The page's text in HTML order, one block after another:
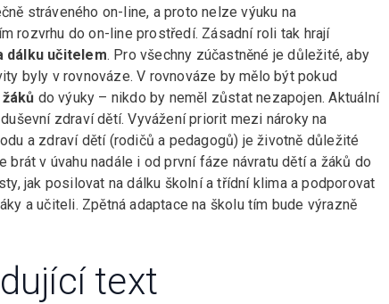
stráveného on-line, a proto nelze výuku na
rozvrhu do on-line prostředí. Zásadní roli tak hrají
dálku učitelem. Pro všechny zúčastněné je důležité, aby
byly v rovnováze. V rovnováze by mělo být pokud
do výuky – nikdo by neměl zůstat nezapojen. Aktuální
zdraví dětí. Vyvážení priorit mezi nároky na
a zdraví dětí (rodičů a pedagogů) je životně důležité
brát v úvahu nadále i od první fáze návratu dětí a žáků do
jak posilovat na dálku školní a třídní klima a podporovat
a učiteli. Zpětná adaptace na školu tím bude výrazně
text